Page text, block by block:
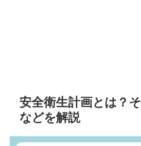
安全衛生計画とは？
などを解説